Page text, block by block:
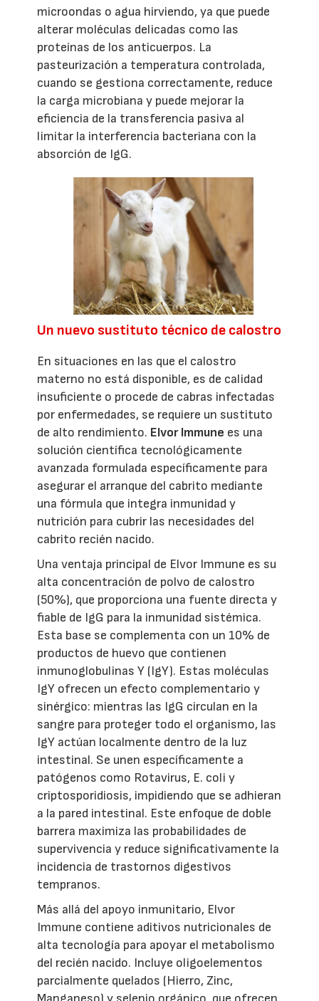
microondas o agua hirviendo, ya que puede
alterar moléculas delicadas como las
proteínas de los anticuerpos. La
pasteurización a temperatura controlada,
cuando se gestiona correctamente, reduce
la carga microbiana y puede mejorar la
eficiencia de la transferencia pasiva al
limitar la interferencia bacteriana con la
absorción de IgG.
Un nuevo sustituto técnico de calostro
En situaciones en las que el calostro
materno no está disponible, es de calidad
insuficiente o procede de cabras infectadas
por enfermedades, se requiere un sustituto
de alto rendimiento. Elvor Immune es una
solución científica tecnológicamente
avanzada formulada específicamente para
asegurar el arranque del cabrito mediante
una fórmula que integra inmunidad y
nutrición para cubrir las necesidades del
cabrito recién nacido.
Una ventaja principal de Elvor Immune es su
alta concentración de polvo de calostro
(50%), que proporciona una fuente directa y
fiable de IgG para la inmunidad sistémica.
Esta base se complementa con un 10% de
productos de huevo que contienen
inmunoglobulinas Y (IgY). Estas moléculas
IgY ofrecen un efecto complementario y
sinérgico: mientras las IgG circulan en la
sangre para proteger todo el organismo, las
IgY actúan localmente dentro de la luz
intestinal. Se unen específicamente a
patógenos como Rotavirus, E. coli y
criptosporidiosis, impidiendo que se adhieran
a la pared intestinal. Este enfoque de doble
barrera maximiza las probabilidades de
supervivencia y reduce significativamente la
incidencia de trastornos digestivos
tempranos.
Más allá del apoyo inmunitario, Elvor
Immune contiene aditivos nutricionales de
alta tecnología para apoyar el metabolismo
del recién nacido. Incluye oligoelementos
parcialmente quelados (Hierro, Zinc,